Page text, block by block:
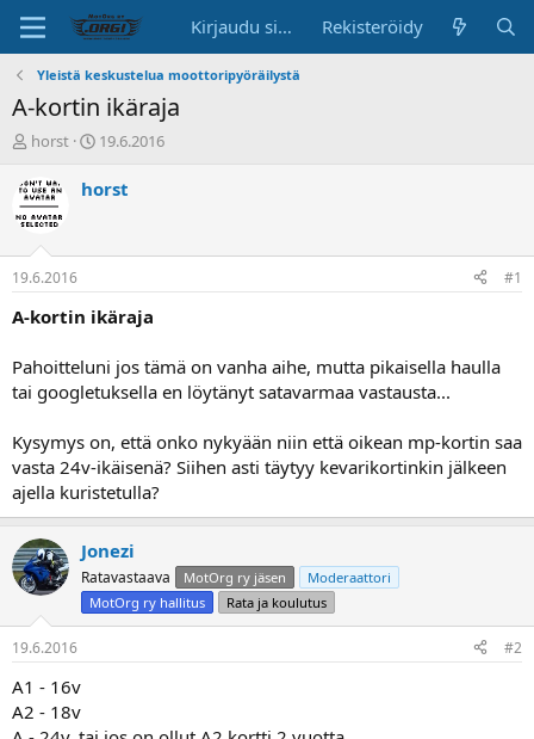
Kirjaudu sisään Rekisteröidy
Yleistä keskustelua moottoripyöräilystä
A-kortin ikäraja
K
s
k
u
s
t
e
l
a
l
i
t
a
a
horst
A
o
p
ä
ä
19.6.2016
horst
19.6.2016 #1
A-kortin ikäraja
Pahoitteluni jos tämä on vanha aihe, mutta pikaisella haulla
tai googletuksella en löytänyt satavarmaa vastausta...
Kysymys on, että onko nykyään niin että oikean mp-kortin saa
vasta 24v-ikäisenä? Siihen asti täytyy kevarikortinkin jälkeen
ajella kuristetulla?
Jonezi
Ratavastaava MotOrg ry jäsen
Moderaattori
MotOrg ry hallitus
Rata ja koulutus
19.6.2016 #2
A1 - 16v
A2 - 18v